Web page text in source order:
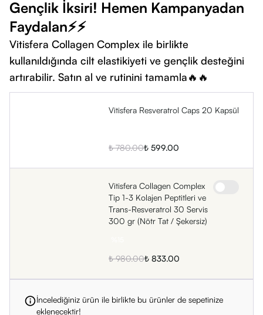
Öne Çıkan Özellikleri Nedir?
Patentli Teknoloji:
tescilli ve patentli markası olan Veri-Te® firmasından temin
edilmiştir.
Yüksek Saflık:İçeriğindeki Kuersetin,Sophorae japonica
bitkisinden %95 saflıkta; Üzüm Çekirdeği Ekstresi ise doğal
üzüm çekirdeğinden %96 saflıkta elde edilmiştir.
ekstresini tek bir formülde birleştiren özel bir karışımdır.
Gençlik İksiri! Hemen Kampanyadan
Faydalan⚡⚡
Vitisfera Collagen Complex ile birlikte
kullanıldığında cilt elastikiyeti ve gençlik desteğini
artırabilir. Satın al ve rutinini tamamla🔥🔥
Vitisfera Resveratrol Caps 20 Kapsül
₺ 780.00₺ 599.00
Vitisfera Collagen Complex
Tip 1-3 Kolajen Peptitleri ve
Trans-Resveratrol 30 Servis
300 gr (Nötr Tat / Şekersiz)
₺ 980.00₺ 833.00
İncelediğiniz ürün ile birlikte bu ürünler de sepetinize
eklenecektir!